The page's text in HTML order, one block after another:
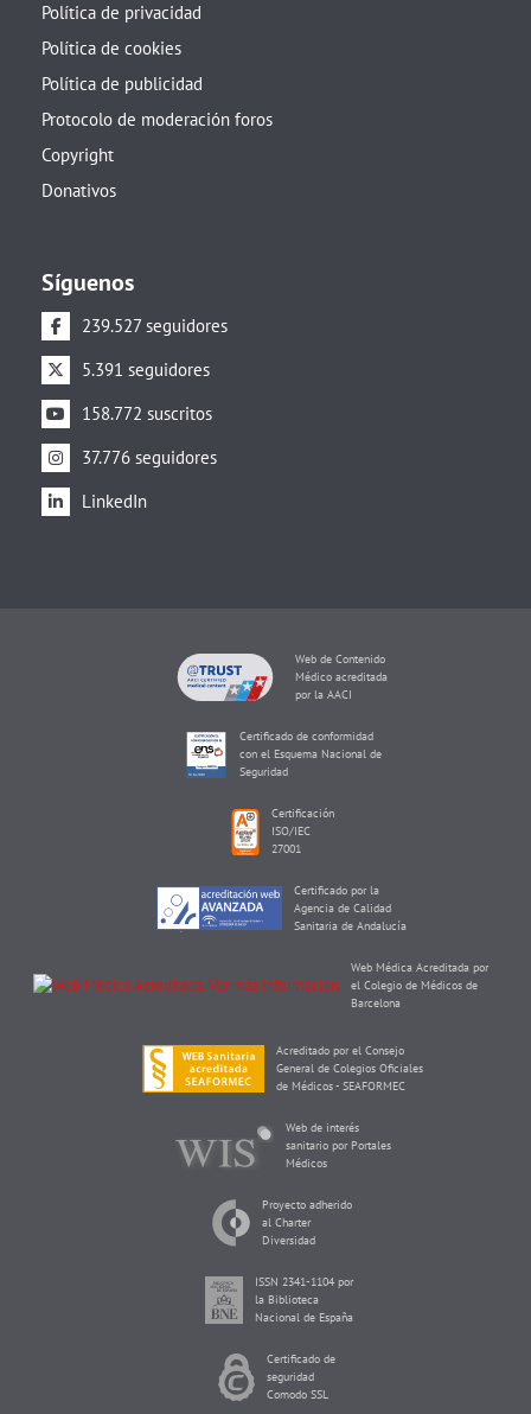
Política de privacidad
Política de cookies
Política de publicidad
Protocolo de moderación foros
Copyright
Donativos
Síguenos
239.527 seguidores
5.391 seguidores
158.772 suscritos
37.776 seguidores
LinkedIn
Web de Contenido
Médico acreditada
por la AACI
Certificado de conformidad
con el Esquema Nacional de
Seguridad
Certificación
ISO/IEC
27001
Certificado por la
Agencia de Calidad
Sanitaria de Andalucía
Web Médica Acreditada por
el Colegio de Médicos de
Barcelona
Acreditado por el Consejo
General de Colegios Oficiales
de Médicos - SEAFORMEC
Web de interés
sanitario por Portales
Médicos
Proyecto adherido
al Charter
Diversidad
ISSN 2341-1104 por
la Biblioteca
Nacional de España
Certificado de
seguridad
Comodo SSL